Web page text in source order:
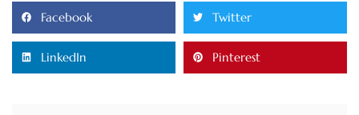
Facebook Twitter
LinkedIn Pinterest